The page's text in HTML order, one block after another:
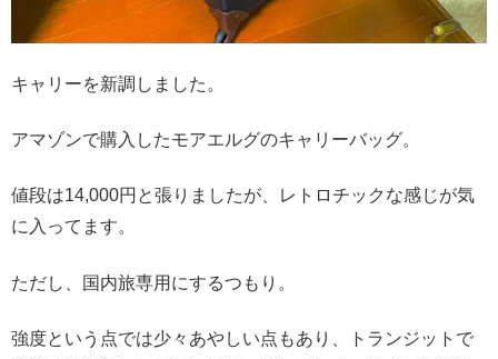
キャリーを新調しました。
アマゾンで購入したモアエルグのキャリーバッグ。
値段は14,000円と張りましたが、レトロチックな感じが気
に入ってます。
ただし、国内旅専用にするつもり。
強度という点では少々あやしい点もあり、トランジットで